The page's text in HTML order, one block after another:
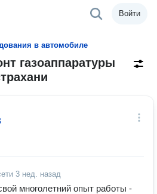
Войти
в автомобиле
газоаппаратуры
3 нед. назад
многолетний опыт работы -